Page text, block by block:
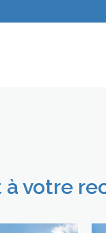
votre